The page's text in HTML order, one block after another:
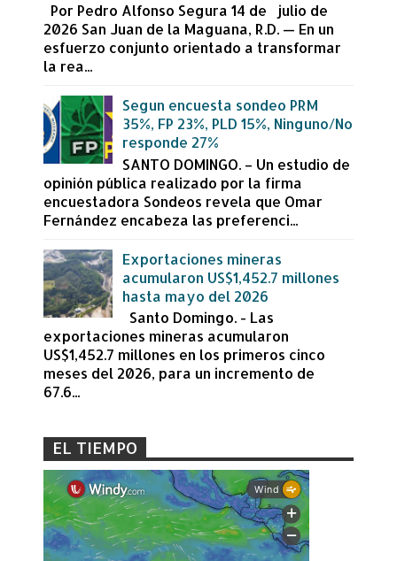
Por Pedro Alfonso Segura 14 de julio de
2026 San Juan de la Maguana, R.D. — En un
esfuerzo conjunto orientado a transformar
la rea...
Segun encuesta sondeo PRM
35%, FP 23%, PLD 15%, Ninguno/No
responde 27%
SANTO DOMINGO. – Un estudio de
opinión pública realizado por la firma
encuestadora Sondeos revela que Omar
Fernández encabeza las preferenci...
Exportaciones mineras
acumularon US$1,452.7 millones
hasta mayo del 2026
Santo Domingo. - Las
exportaciones mineras acumularon
US$1,452.7 millones en los primeros cinco
meses del 2026, para un incremento de
67.6...
EL TIEMPO